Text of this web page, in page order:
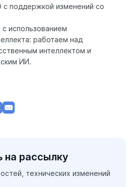
поддержкой изменений со
использованием
работаем над
интеллектом и
ИИ.
на рассылку
технических изменений